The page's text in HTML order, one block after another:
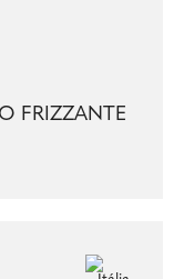
FRIZZANTE